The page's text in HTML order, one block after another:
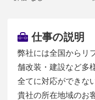
仕事の説明
弊社には全国からリ
舗改装・建設など多
全てに対応ができな
貴社の所在地域のお